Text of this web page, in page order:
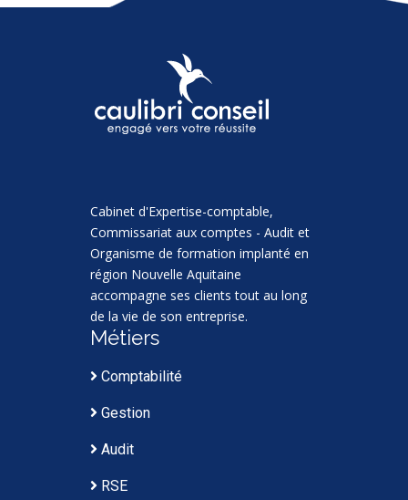
Cabinet d'Expertise-comptable,
Commissariat aux comptes - Audit et
Organisme de formation implanté en
région Nouvelle Aquitaine
accompagne ses clients tout au long
de la vie de son entreprise.
Métiers
Comptabilité
Gestion
Audit
RSE